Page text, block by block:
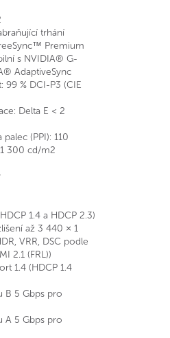
trhání
Premium
s NVIDIA® G-
AdaptiveSync
99 % DCI-P3 (CIE
Delta E < 2
(PPI): 110
300 cd/m2
1.4 a HDCP 2.3)
až 3 440 × 1
VRR, DSC podle
2.1 (FRL))
1.4 (HDCP 1.4
B 5 Gbps pro
A 5 Gbps pro